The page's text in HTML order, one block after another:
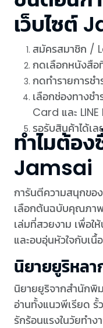
เว็บไซต์
สมัครสมาชิก /
กดเลือกหนังสือ
กดทำรายการชำ
เลือกช่องทางช
Card และ
รอรับสินค้าได้เล
ทำไมต้อ
Jamsai
การันตีความสนุกขอ
เลือกต้นฉบับคุณภา
เล่มที่สวยงาม เพื่อ
และอบอุ่นหัวใจกับเ
นิยายยูริหลา
นิยายยูริจากสำนักพิ
อ่านทั้งแนวพีเรียด รั้
รักร้อนแรงในวัยทำง